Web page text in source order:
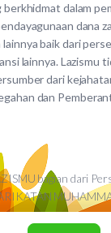
berkhidmat dalam
dana
baik dari
lainnya. Lazismu
dari
dan
bagian dari